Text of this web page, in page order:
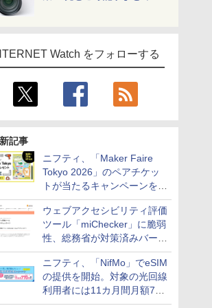
Watch をフォローする
記事
ニフティ、「Maker Faire
Tokyo 2026」のペアチケッ
トが当たるキャンペーンをX
で実施。8月16日まで
ウェブアクセシビリティ評価
ツール「miChecker」に脆弱
性、総務省が対策済みバージ
ョンへの更新を呼び掛け
ニフティ、「NifMo」でeSIM
の提供を開始。対象の光回線
利用者には11カ月間月額770
円割引のキャンペーン